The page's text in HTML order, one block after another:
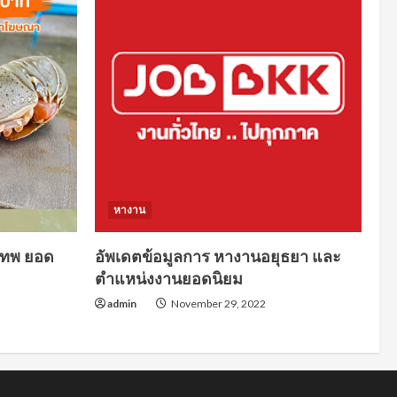
พ ยอด
หางาน
อัพเดตข้อมูลการ หางานอยุธยา และ
ตำแหน่งงานยอดนิยม
admin November 29, 2022